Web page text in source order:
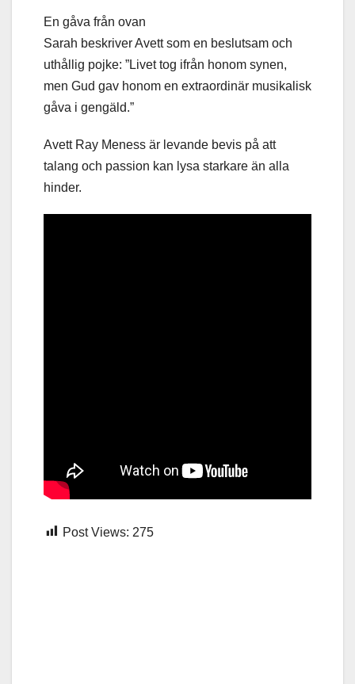
En gåva från ovan
Sarah beskriver Avett som en beslutsam och
uthållig pojke: ”Livet tog ifrån honom synen,
men Gud gav honom en extraordinär musikalisk
gåva i gengäld.”
Avett Ray Meness är levande bevis på att
talang och passion kan lysa starkare än alla
hinder.
Post Views: 275